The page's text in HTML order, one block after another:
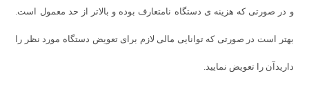
و در صورتی که هزینه ی دستگاه نامتعارف بوده و بالاتر از حد معمول است.
بهتر است در صورتی که توانایی مالی لازم برای تعویض دستگاه مورد نظر را
دارید‌آن را تعویض نمایید.